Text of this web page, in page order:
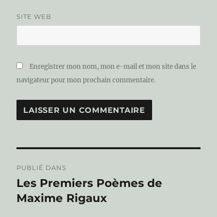
SITE WEB
Enregistrer mon nom, mon e-mail et mon site dans le
navigateur pour mon prochain commentaire.
de
l’article
PUBLIÉ DANS
Les Premiers Poèmes de
Maxime Rigaux